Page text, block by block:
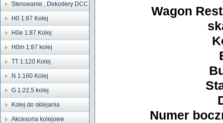
Sterowanie , Dekodery DCC
H0 1:87 Kolej
H0e 1:87 Kolej
H0m 1:87 kolej
TT 1:120 Kolej
N 1:160 Kolej
G 1:22,5 kolej
Kolej do sklejania
Akcesoria kolejowe
Wagon
Numer